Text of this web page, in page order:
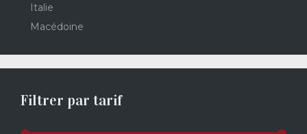
Italie
Macédoine
Filtrer par tarif